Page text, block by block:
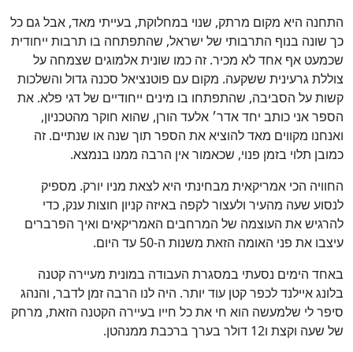
התחנה היא מקום מרתק, שנוי במחלוקת, בעייתי מאד, אבל גם כל
כך שונה בנוף התרבותי של ישראל, שהתפתחה בו תרבות ייחודית
שכמעט אף אחד לא מכיר. זה כמו שונית אלמוגים שצמחה על
צוללת גרעינית ששקעה. מקום עם פוטנציאל סכנה גדול והשלכות
קשות על הסביבה, שהתפתחו בו מינים ייחודיים של דגי פלא. את
הספר אני כותב יחד אדר׳ אלעד הורן, שהוא חוקר מהטכניון,
ואנחנו מקווים מאד להוציא את הספר תוך שנה או שנתיים. זה
כמובן תלוי בזמן פנוי, שכאמור אין הרבה ממנו בנמצא.
החוויה הכי אמריקאית מבחינתי היא לצאת מניו יורק. מספיק
לנסוע שעה מהעיר ולעצור לקפה באיזה קניון חוצות ענק, כדי
להרגיש את העוצמה של המרחבים האמריקאים ואיך הפרברים
עיצבו את פני האומה הזאת משנות ה-50 עד היום.
באחד הימים נסעתי במסגרת העבודה במונית מעיירה קטנה
בלונג איילנד לכפר קטן עוד יותר. היה לנו הרבה זמן לדבר, והנהג
סיפר לי שלמעשה הוא חי את כל חייו בעיירה הקטנה הזאת, מרחק
של שעה וקצת ו12 דולר בערך ברכבת ממנהטן.